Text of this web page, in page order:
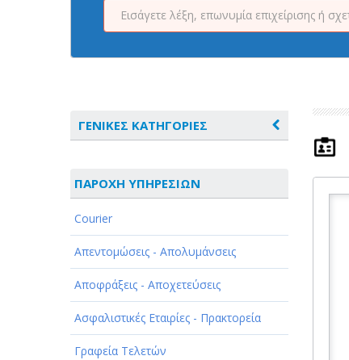
ΓΕΝΙΚΕΣ ΚΑΤΗΓΟΡΙΕΣ
ΑΘΛΗΤΙΣΜΟΣ
ΑΥΤΟΚΙΝΗΤΑ - ΜΗΧΑΝΕΣ - ΣΚΑΦΗ
ΔΙΑΣΚΕΔΑΣΗ - ΨΥΧΑΓΩΓΙΑ - ΤΕΧΝΕΣ
ΔΙΑΦΗΜΙΣΗ - ΜΜΕ
ΕΚΚΛΗΣΙΕΣ - ΦΙΛΑΝΘΡΩΠΙΚΑ
ΣΩΜΑΤΕΙΑ
ΠΑΡΟΧΗ ΥΠΗΡΕΣΙΩΝ
Courier
Απεντομώσεις - Απολυμάνσεις
Αποφράξεις - Αποχετεύσεις
Ασφαλιστικές Εταιρίες - Πρακτορεία
Γραφεία Τελετών